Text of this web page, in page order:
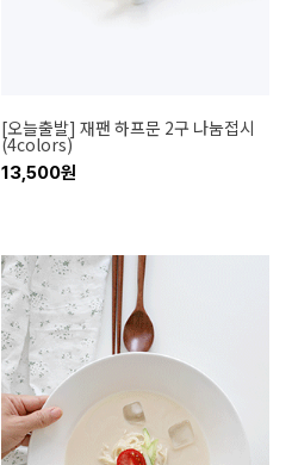
[오늘출발] 재팬 하프문 2구 나눔접시
(4colors)
13,500원